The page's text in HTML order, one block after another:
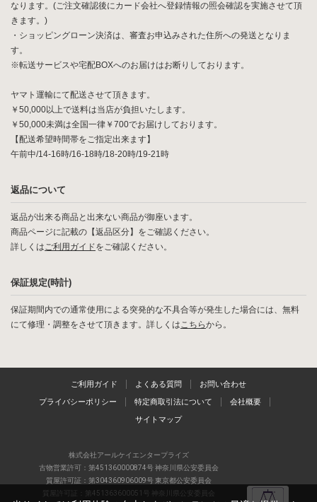
なります。(ご注文確認後にカード会社へ登録情報の照会確認を実施させて頂
きます。)
・ショッピングローン決済は、審査お申込みされた住所への発送となりま
す。
※転送サービスや宅配BOXへのお届けはお断りしております。
ヤマト運輸にて配送させて頂きます。
￥50,000以上で送料は当店が負担いたします。
￥50,000未満は全国一律￥700でお届けしております。
【配送希望時間帯をご指定出来ます】
午前中/14-16時/16-18時/18-20時/19-21時
返品について
返品が出来る商品と出来ない商品が御座います。
商品ページに記載の【返品区分】をご確認ください。
詳しくはご利用ガイドをご確認ください。
保証規定(時計)
保証期間内での通常使用による突発的な不具合等が発生した場合には、無料
にて修理・調整をさせて頂きます。詳しくはこちらから。
ご利用ガイド よくある質問 お問い合わせ
プライバシーポリシー 特定商取引法について 会社概要
サイトマップ
株式会社アールケイエンタープライズ
古物営業許可：第451360000874号 神奈川県公安委員会
質屋許可証：第304360906009号 東京都公安委員会
質屋許可証：第451363600051号 神奈川県公安委員会